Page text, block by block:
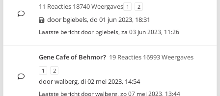
11 Reacties 18740 Weergaves 1 2
door bgiebels,do 01 jun 2023, 18:31
Laatste bericht door bgiebels, za 03 jun 2023, 11:26
Gene Cafe of Behmor? 19 Reacties 16993 Weergaves
1 2
doorwalberg,di 02 mei 2023, 14:54
Laatste bericht doorwalberg, zo 07 mei 2023, 13:44